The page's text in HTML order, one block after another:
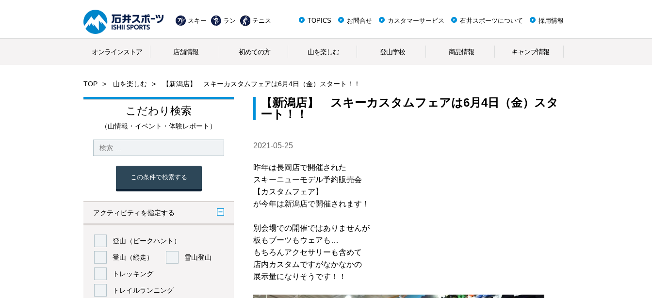
スキー ラン テニス TOPICS お問合せ カスタマーサービス 石井スポーツについて 採用情報
オンラインストア 店舗情報 初めての方 山を楽しむ 登山学校 商品情報 キャンプ情報
TOP 山を楽しむ 【新潟店】 スキーカスタムフェアは6月4日（金）スタート！！
こだわり検索
（山情報・イベント・体験レポート）
この条件で検索する
アクティビティを指定する
登山（ピークハント）
登山（縦走） 雪山登山
トレッキング
トレイルランニング
【新潟店】 スキーカスタムフェアは6月4日（金）スタ
ート！！
2021-05-25
昨年は長岡店で開催された
スキーニューモデル予約販売会
【カスタムフェア】
が今年は新潟店で開催されます！
別会場での開催ではありませんが
板もブーツもウェアも…
もちろんアクセサリーも含めて
店内カスタムですがなかなかの
展示量になりそうです！！